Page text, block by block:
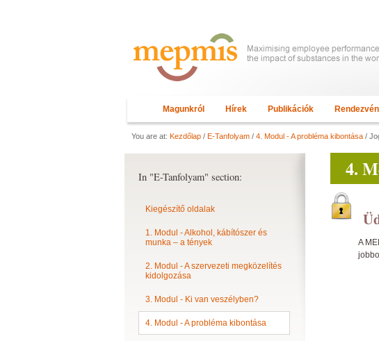
Magunkról Hírek Publikációk
You are at: Kezdőlap / E-Tanfolyam / 4. Modul - A probléma kibontása /
4.
A
In "E-Tanfolyam" section:
Kiegészítő oldalak
1. Modul - Alkohol, kábítószer és
munka – a tények
2. Modul - A szervezeti megközelítés
kidolgozása
3. Modul - Ki van veszélyben?
4. Modul - A probléma kibontása